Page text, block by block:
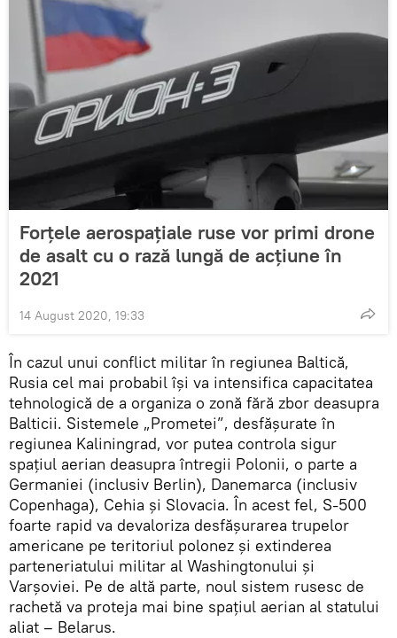
Forțele aerospațiale ruse vor primi drone
de asalt cu o rază lungă de acțiune în
2021
14 August 2020, 19:33
În cazul unui conflict militar în regiunea Baltică,
Rusia cel mai probabil își va intensifica capacitatea
tehnologică de a organiza o zonă fără zbor deasupra
Balticii. Sistemele „Prometei”, desfășurate în
regiunea Kaliningrad, vor putea controla sigur
spațiul aerian deasupra întregii Polonii, o parte a
Germaniei (inclusiv Berlin), Danemarca (inclusiv
Copenhaga), Cehia și Slovacia. În acest fel, S-500
foarte rapid va devaloriza desfășurarea trupelor
americane pe teritoriul polonez și extinderea
parteneriatului militar al Washingtonului și
Varșoviei. Pe de altă parte, noul sistem rusesc de
rachetă va proteja mai bine spațiul aerian al statului
aliat – Belarus.